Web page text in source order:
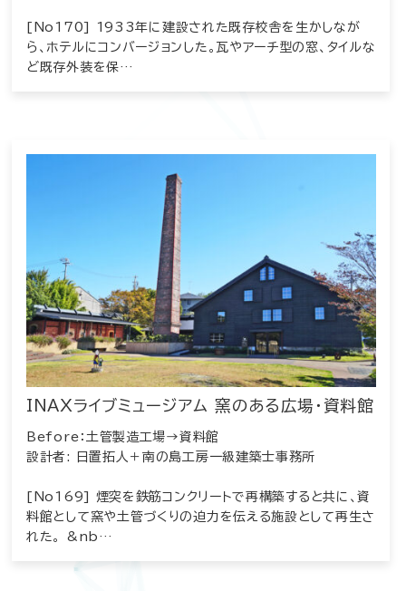
[No170] 1933年に建設された既存校舎を生かしなが
ら、ホテルにコンバージョンした。瓦やアーチ型の窓、タイルな
ど既存外装を保…
INAXライブミュージアム 窯のある広場・資料館
Before：土管製造工場→資料館
設計者: 日置拓人＋南の島工房一級建築士事務所
[No169] 煙突を鉄筋コンクリートで再構築すると共に、資
料館として窯や土管づくりの迫力を伝える施設として再生さ
れた。 &nb…